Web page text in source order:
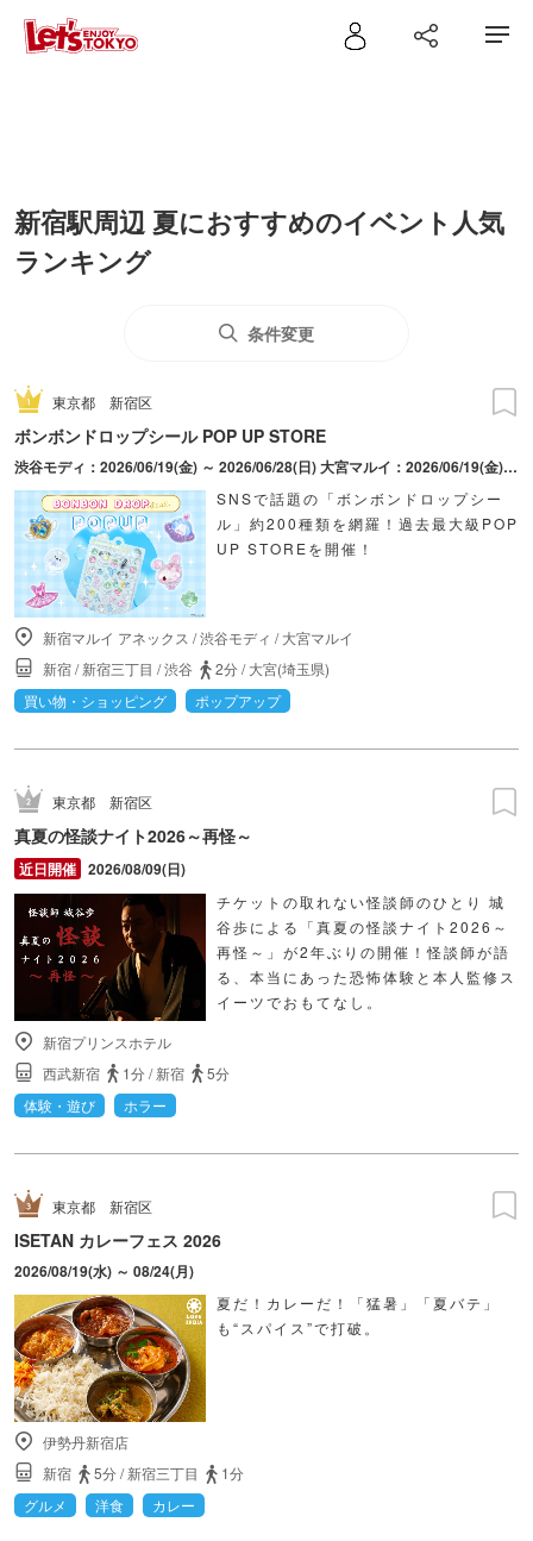
新宿駅周辺 夏におすすめのイベント人気
ランキング
条件変更
東京都 新宿区
ボンボンドロップシール POP UP STORE
渋谷モディ：2026/06/19(金) ～ 2026/06/28(日) 大宮マルイ：2026/06/19(金) ～ 2026/06/28(日) 新宿マルイ アネックス：2026/08/28(金) ～ 2026/09/06(日)
SNSで話題の「ボンボンドロップシー
ル」約200種類を網羅！過去最大級POP
UP STOREを開催！
新宿マルイ アネックス /渋谷モディ /大宮マルイ
新宿/新宿三丁目 /渋谷 2分/大宮(埼玉県)
買い物・ショッピング
ポップアップ
東京都 新宿区
真夏の怪談ナイト2026～再怪～
2026/08/09(日)
チケットの取れない怪談師のひとり 城
谷歩による「真夏の怪談ナイト2026～
再怪～」が2年ぶりの開催！怪談師が語
る、本当にあった恐怖体験と本人監修ス
イーツでおもてなし。
新宿プリンスホテル
西武新宿
1分/新宿
5分
体験・遊び
ホラー
東京都 新宿区
ISETAN カレーフェス 2026
2026/08/19(水) ～ 08/24(月)
夏だ！カレーだ！「猛暑」「夏バテ」
も“スパイス”で打破。
伊勢丹新宿店
新宿
5分/新宿三丁目
1分
グルメ
洋食 カレー